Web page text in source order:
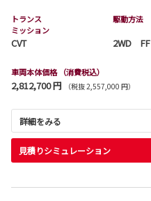
トランス
ミッション
CVT
駆動方法
2WD FF
車両本体価格 （消費税込）
2,812,700 円 （税抜 2,557,000 円）
詳細をみる
見積りシミュレーション